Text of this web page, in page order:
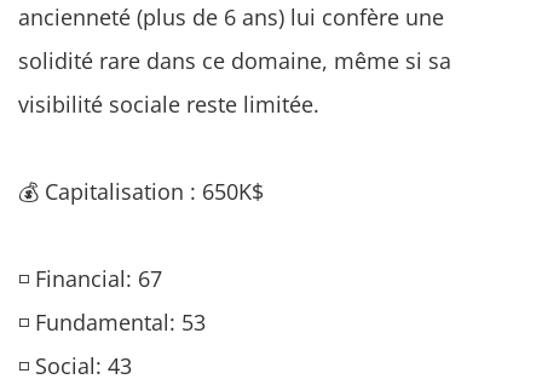
ancienneté (plus de 6 ans) lui confère une
solidité rare dans ce domaine, même si sa
visibilité sociale reste limitée.
💰 Capitalisation : 650K$
◽ Financial: 67
◽ Fundamental: 53
◽ Social: 43